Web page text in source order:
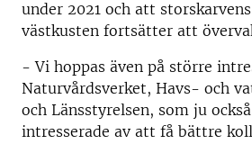
under 2021 och att
västkusten fortsätter att
- Vi hoppas även på större
Naturvårdsverket, Havs- och
och Länsstyrelsen, som ju
intresserade av att få bättre